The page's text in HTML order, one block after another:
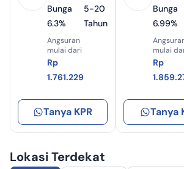
Bunga
6.3%
Angsuran
mulai dari
Rp
1.761.229
5-20
Tahun
Tanya KPR
Bunga
6.99%
mulai
Rp
Tanya
Lokasi Terdekat